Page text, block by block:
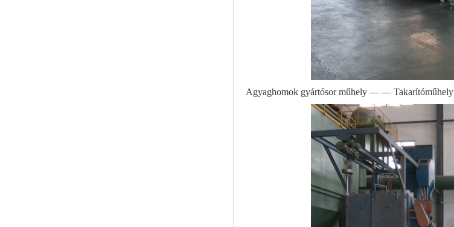
Agyaghomok gyártósor műhely — — Takarítóműhely